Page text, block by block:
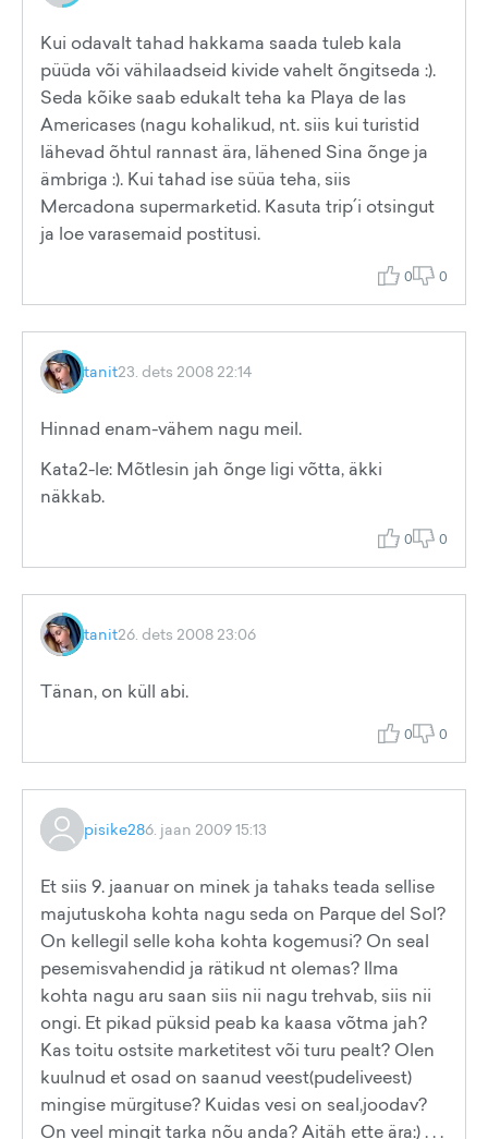
Kui odavalt tahad hakkama saada tuleb kala
püüda või vähilaadseid kivide vahelt õngitseda :).
Seda kõike saab edukalt teha ka Playa de las
Americases (nagu kohalikud, nt. siis kui turistid
lähevad õhtul rannast ära, lähened Sina õnge ja
ämbriga :). Kui tahad ise süüa teha, siis
Mercadona supermarketid. Kasuta trip´i otsingut
ja loe varasemaid postitusi.
0 0
tanit23. dets 2008 22:14
Hinnad enam-vähem nagu meil.
Kata2-le: Mõtlesin jah õnge ligi võtta, äkki
näkkab.
0 0
tanit26. dets 2008 23:06
Tänan, on küll abi.
0 0
pisike286. jaan 2009 15:13
Et siis 9. jaanuar on minek ja tahaks teada sellise
majutuskoha kohta nagu seda on Parque del Sol?
On kellegil selle koha kohta kogemusi? On seal
pesemisvahendid ja rätikud nt olemas? Ilma
kohta nagu aru saan siis nii nagu trehvab, siis nii
ongi. Et pikad püksid peab ka kaasa võtma jah?
Kas toitu ostsite marketitest või turu pealt? Olen
kuulnud et osad on saanud veest(pudeliveest)
mingise mürgituse? Kuidas vesi on seal,joodav?
On veel mingit tarka nõu anda? Aitäh ette ära:) . . .